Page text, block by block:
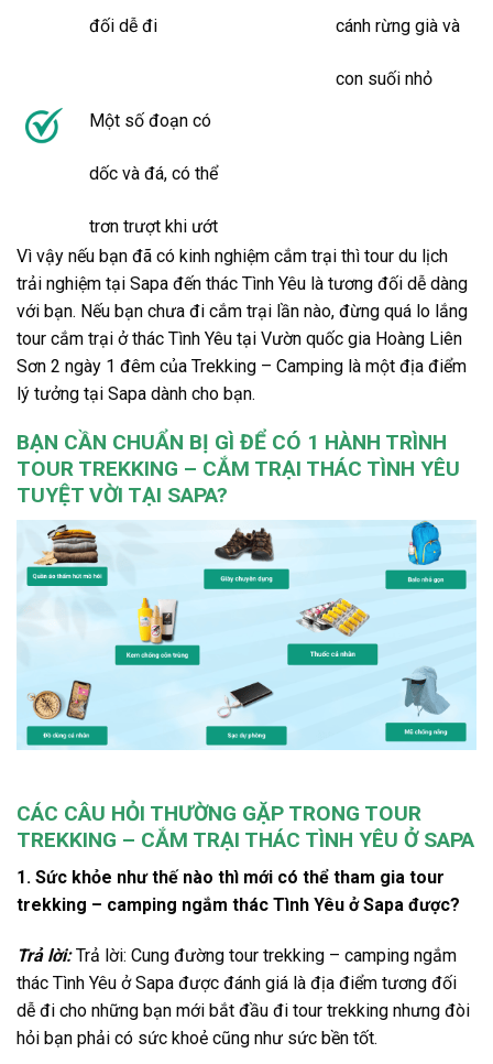
đối dễ đi cánh rừng già và
con suối nhỏ
Một số đoạn có
dốc và đá, có thể
trơn trượt khi ướt
Vì vậy nếu bạn đã có kinh nghiệm cắm trại thì tour du lịch
trải nghiệm tại Sapa đến thác Tình Yêu là tương đối dễ dàng
với bạn. Nếu bạn chưa đi cắm trại lần nào, đừng quá lo lắng
tour cắm trại ở thác Tình Yêu tại Vườn quốc gia Hoàng Liên
Sơn 2 ngày 1 đêm của Trekking – Camping là một địa điểm
lý tưởng tại Sapa dành cho bạn.
BẠN CẦN CHUẨN BỊ GÌ ĐỂ CÓ 1 HÀNH TRÌNH
TOUR TREKKING – CẮM TRẠI THÁC TÌNH YÊU
TUYỆT VỜI TẠI SAPA?
CÁC CÂU HỎI THƯỜNG GẶP TRONG TOUR
TREKKING – CẮM TRẠI THÁC TÌNH YÊU Ở SAPA
1. Sức khỏe như thế nào thì mới có thể tham gia tour
trekking – camping ngắm thác Tình Yêu ở Sapa được?
Trả lời:Trả lời: Cung đường tour trekking – camping ngắm
thác Tình Yêu ởSapa được đánh giá là địa điểm tương đối
dễ đi cho những bạn mới bắt đầu đi tour trekking nhưng đòi
hỏi bạn phải có sức khoẻ cũng như sức bền tốt.